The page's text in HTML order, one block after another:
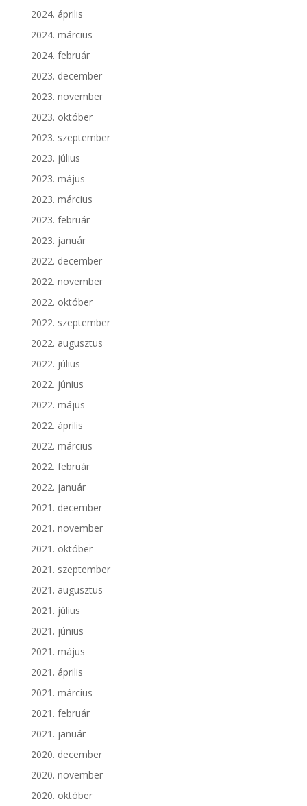
2024. április
2024. március
2024. február
2023. december
2023. november
2023. október
2023. szeptember
2023. július
2023. május
2023. március
2023. február
2023. január
2022. december
2022. november
2022. október
2022. szeptember
2022. augusztus
2022. július
2022. június
2022. május
2022. április
2022. március
2022. február
2022. január
2021. december
2021. november
2021. október
2021. szeptember
2021. augusztus
2021. július
2021. június
2021. május
2021. április
2021. március
2021. február
2021. január
2020. december
2020. november
2020. október